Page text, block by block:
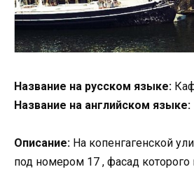
Название на русском языке:
Название на английском языке:
Описание: На копенгагенской
под номером 17 , фасад